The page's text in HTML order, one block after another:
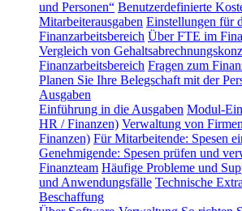
und Personen“ Benutzerdefinierte
Mitarbeiterausgaben Einstellungen für
Finanzarbeitsbereich Über FTE im
Vergleich von
Finanzarbeitsbereich Fragen zum
Planen Sie Ihre Belegschaft mit der
Ausgaben
Einführung in die Ausgaben Modul-
HR / Finanzen) Verwaltung von
Finanzen) Für Mitarbeitende: Spesen
Genehmigende: Spesen prüfen und
Finanzteam Häufige Probleme und
und Anwendungsfälle Technische
Beschaffung